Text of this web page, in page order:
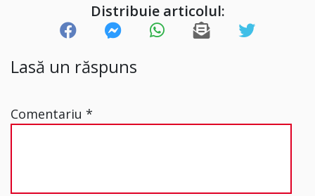
Distribuie articolul:
Lasă un răspuns
Comentariu *